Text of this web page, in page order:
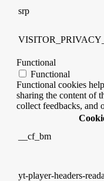
srp
Functional
Functional
Functional cookies
sharing the content of
collect feedbacks, and
__cf_bm
yt-player-headers-